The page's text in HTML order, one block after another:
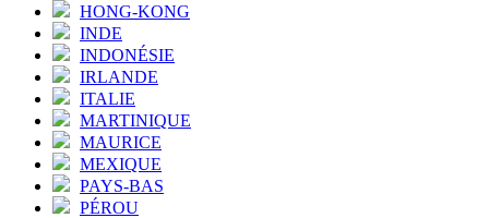
HONG-KONG
INDE
INDONÉSIE
IRLANDE
ITALIE
MARTINIQUE
MAURICE
MEXIQUE
PAYS-BAS
PÉROU